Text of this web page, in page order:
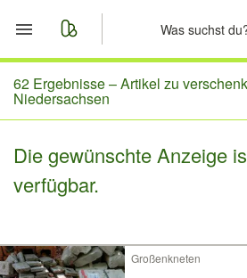
Start
Merkliste
Nachrichten
62 Ergebnisse –Artikel zu
Niedersachsen
Die gewünschte Anzeige
verfügbar.
Großenkneten